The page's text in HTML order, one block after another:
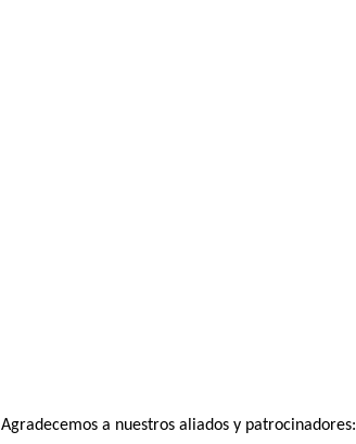
Agradecemos a nuestros aliados y patrocinadores: